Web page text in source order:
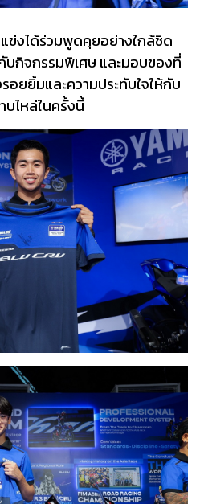
ข่งได้ร่วมพูดคุยอย่างใกล้ชิด
กิจกรรมพิเศษ และมอบของที่
อยยิ้มและความประทับใจให้กับ
บไหล่ในครั้งนี้